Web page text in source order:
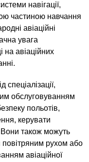
навігації,
частиною навчання
авіаційні
увага
на авіаційних
спеціалізації,
обслуговуванням
польотів,
керувати
також можуть
рухом або
авіаційної